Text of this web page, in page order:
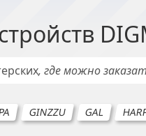
, где можно
GINZZU GAL